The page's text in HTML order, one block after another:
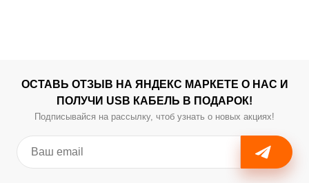
ОСТАВЬ ОТЗЫВ НА ЯНДЕКС МАРКЕТЕ О НАС И
ПОЛУЧИ USB КАБЕЛЬ В ПОДАРОК!
Подписывайся на рассылку, чтоб узнать о новых акциях!